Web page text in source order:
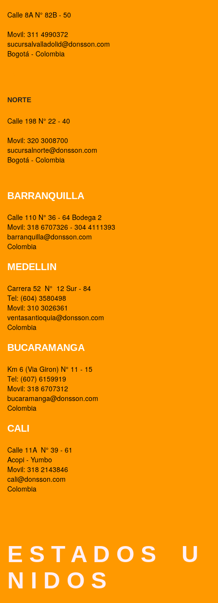
Calle 8A N° 82B - 50
Movil: 311 4990372
sucursalvalladolid@donsson.com
Bogotá - Colombia
NORTE
Calle 198 N° 22 - 40
Movil: 320 3008700
sucursalnorte@donsson.com
Bogotá - Colombia
BARRANQUILLA
Calle 110 N° 36 - 64 Bodega 2
Movil: 318 6707326 - 304 4111393
barranquilla@donsson.com
Colombia
MEDELLIN
Carrera 52 N° 12 Sur - 84
Tel: (604) 3580498
Movil: 310 3026361
ventasantioquia@donsson.com
Colombia
BUCARAMANGA
Km 6 (Via Giron) N° 11 - 15
Tel: (607) 6159919
Movil: 318 6707312
bucaramanga@donsson.com
Colombia
CALI
Calle 11A N° 39 - 61
Acopi - Yumbo
Movil: 318 2143846
cali@donsson.com
Colombia
E S T A D O S U
N I D O S